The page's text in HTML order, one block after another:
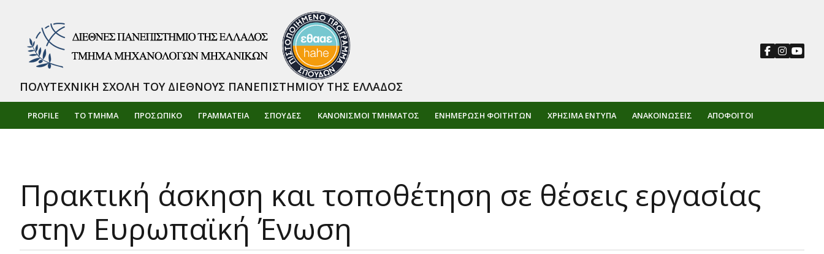
PROFILE ΤΟ ΤΜΗΜΑ ΠΡΟΣΩΠΙΚΌ ΓΡΑΜΜΑΤΕΙΑ ΣΠΟΥΔΕΣ ΚΑΝΟΝΙΣΜΟΙ ΤΜΗΜΑΤΟΣ ΕΝΗΜΈΡΩΣΗ ΦΟΙΤΗΤΏΝ ΧΡΉΣΙΜΑ ΈΝΤΥΠΑ ΑΝΑΚΟΙΝΏΣΕΙΣ ΑΠΌΦΟΙΤΟΙ
ΠΟΛΥΤΕΧΝΙΚΗ ΣΧΟΛΗ ΤΟΥ ΔΙΕΘΝΟΥΣ ΠΑΝΕΠΙΣΤΗΜΙΟΥ ΤΗΣ ΕΛΛΑΔΟΣ
Πρακτική άσκηση και τοποθέτηση σε θέσεις εργασίας
στην Ευρωπαϊκή Ένωση